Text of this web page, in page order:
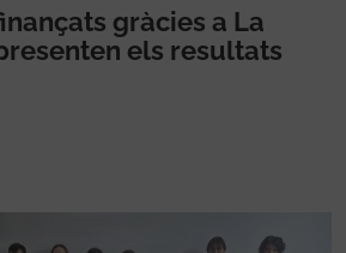
gràcies a La
els resultats